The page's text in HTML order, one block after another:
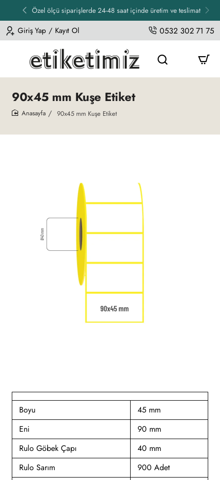
Özel ölçü siparişlerde 24-48 saat içinde üretim ve teslimat
Giriş Yap / Kayıt Ol 0532 302 71 75
90x45 mm Kuşe Etiket
90x45 mm Kuşe Etiket
Boyu
45 mm
Eni
90 mm
Rulo Göbek Çapı
40 mm
Rulo Sarım
900 Adet